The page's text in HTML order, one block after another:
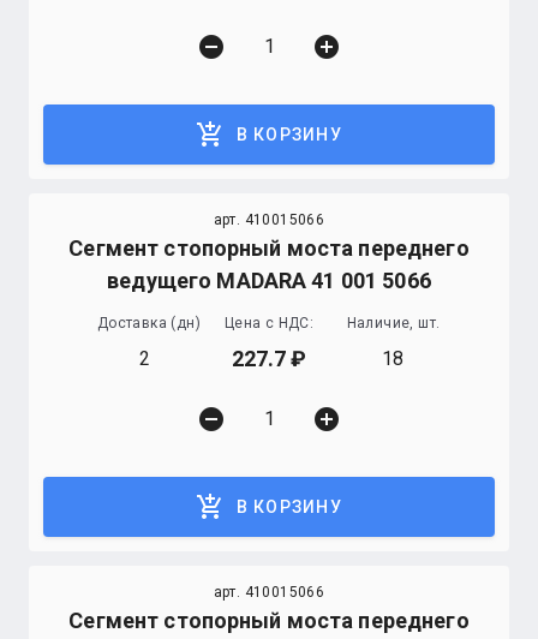
remove_circle add_circle
add_shopping_cart В КОРЗИНУ
арт. 410015066
Сегмент стопорный моста переднего
ведущего MADARA 41 001 5066
Доставка (дн)
2
Цена с НДС:
227.7
Наличие, шт.
18
remove_circle add_circle
add_shopping_cart В КОРЗИНУ
арт. 410015066
Сегмент стопорный моста переднего